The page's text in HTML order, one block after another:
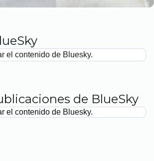
el contenido de Bluesky.
de BlueSky
el contenido de Bluesky.